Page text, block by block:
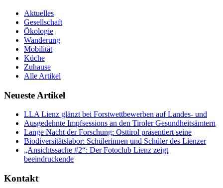
Aktuelles
Gesellschaft
Ökologie
Wanderung
Mobilität
Küche
Zuhause
Alle Artikel
Neueste Artikel
LLA Lienz glänzt bei Forstwettbewerben auf Landes- und
Ausgedehnte Impfsessions an den Tiroler Gesundheitsämtern
Lange Nacht der Forschung: Osttirol präsentiert seine
Biodiversitätslabor: Schülerinnen und Schüler des Lienzer
„Ansichtssache #2“: Der Fotoclub Lienz zeigt
beeindruckende
Kontakt